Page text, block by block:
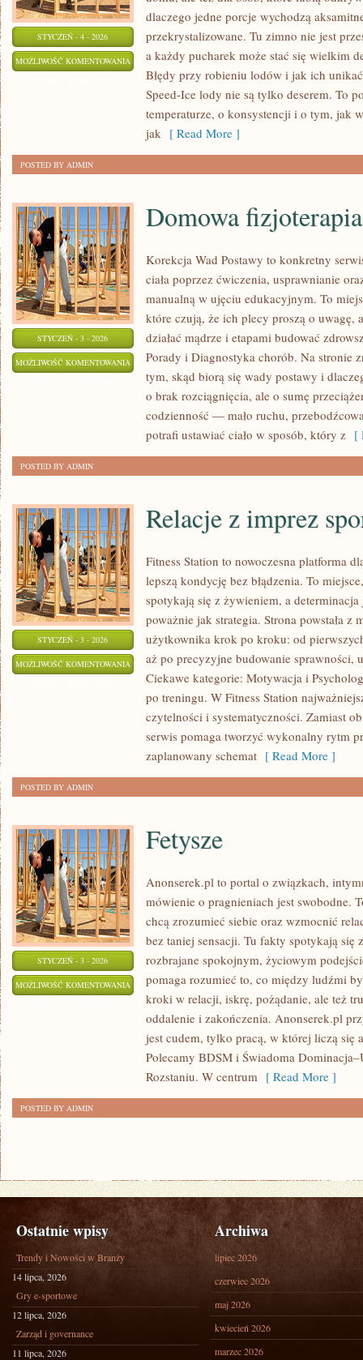
STYCZEŃ - 4 - 2026
MOŻLIWOŚĆ KOMENTOWANIA EKO-
LODY
ZRÓWNOWAŻONE
SKŁADNIKI
dlaczego jedne porcje wychodzą
przekrystalizowane. Tu zimno nie jest
a każdy pucharek może stać się wielkim
Błędy przy robieniu lodów i jak ich
Speed-Ice lody nie są tylko deserem. To
temperaturze, o konsystencji i o tym, jak
jak [ Read More ]
POSTED BY ADMIN
STYCZEŃ - 3 - 2026
MOŻLIWOŚĆ KOMENTOWANIA DOMOWA
FIZJOTERAPIA
AUTOMASAŻ
Domowa
Korekcja Wad Postawy to konkretny
ciała poprzez ćwiczenia, usprawnianie
manualną w ujęciu edukacyjnym. To
które czują, że ich plecy proszą o uwagę,
działać mądrze i etapami budować
Porady i Diagnostyka chorób. Na stronie
tym, skąd biorą się wady postawy i
o brak rozciągnięcia, ale o sumę
codzienność — mało ruchu,
potrafi ustawiać ciało w sposób, który z [
POSTED BY ADMIN
STYCZEŃ - 3 - 2026
MOŻLIWOŚĆ KOMENTOWANIA RELACJE
IMPREZ
SPORTOWYCH
Relacje z imprez
Fitness Station to nowoczesna platforma
lepszą kondycję bez błądzenia. To
spotykają się z żywieniem, a
poważnie jak strategia. Strona powstała
użytkownika krok po kroku: od
aż po precyzyjne budowanie sprawności,
Ciekawe kategorie: Motywacja i
po treningu. W Fitness Station
czytelności i systematyczności. Zamiast
serwis pomaga tworzyć wykonalny rytm
zaplanowany schemat [ Read More ]
POSTED BY ADMIN
STYCZEŃ - 3 - 2026
MOŻLIWOŚĆ KOMENTOWANIA FETYSZE
Fetysze
Anonserek.pl to portal o związkach,
mówienie o pragnieniach jest swobodne.
chcą zrozumieć siebie oraz wzmocnić
bez taniej sensacji. Tu fakty spotykają się
rozbrajane spokojnym, życiowym
pomaga rozumieć to, co między ludźmi
kroki w relacji, iskrę, pożądanie, ale też
oddalenie i zakończenia. Anonserek.pl
jest cudem, tylko pracą, w której liczą się
Polecamy BDSM i Świadoma
Rozstaniu. W centrum [ Read More ]
POSTED BY ADMIN
Ostatnie wpisy
Trendy i Nowości w Branży
14 lipca, 2026
Gry e-sportowe
12 lipca, 2026
Zarząd i governance
11 lipca, 2026
Archiwa
lipiec 2026
czerwiec 2026
maj 2026
kwiecień 2026
marzec 2026